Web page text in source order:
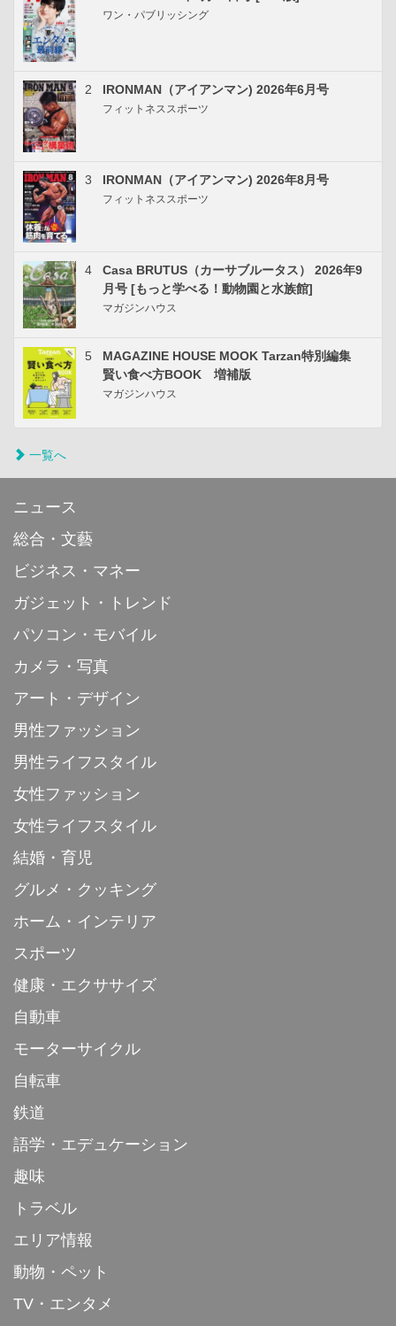
ワン・パブリッシング
2 IRONMAN（アイアンマン) 2026年6月号
フィットネススポーツ
3 IRONMAN（アイアンマン) 2026年8月号
フィットネススポーツ
4
Casa BRUTUS（カーサブルータス） 2026年9
月号 [もっと学べる！動物園と水族館]
マガジンハウス
5
MAGAZINE HOUSE MOOK Tarzan特別編集
賢い食べ方BOOK 増補版
マガジンハウス
一覧へ
ニュース
総合・文藝
ビジネス・マネー
ガジェット・トレンド
パソコン・モバイル
カメラ・写真
アート・デザイン
男性ファッション
男性ライフスタイル
女性ファッション
女性ライフスタイル
結婚・育児
グルメ・クッキング
ホーム・インテリア
スポーツ
健康・エクササイズ
自動車
モーターサイクル
自転車
鉄道
語学・エデュケーション
趣味
トラベル
エリア情報
動物・ペット
TV・エンタメ